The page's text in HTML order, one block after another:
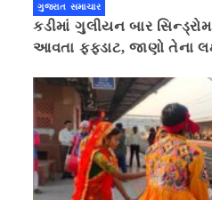
ગુજરાત સમાચાર
કડીમાં ગુલીયન બાર
આવતા ફફડાટ, જાણો તેના